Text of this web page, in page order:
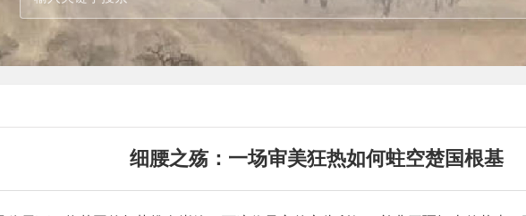
细腰之殇：一场审美狂热如何蛀空楚国根基